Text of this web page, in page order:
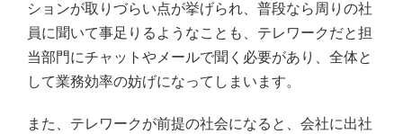
ションが取りづらい点が挙げられ、普段なら周りの社
員に聞いて事足りるようなことも、テレワークだと担
当部門にチャットやメールで聞く必要があり、全体と
して業務効率の妨げになってしまいます。
また、テレワークが前提の社会になると、会社に出社